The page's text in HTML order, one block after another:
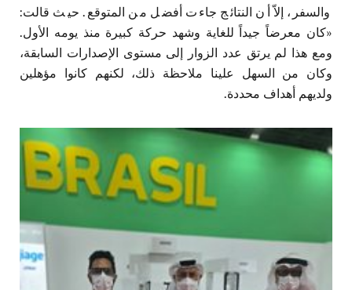
والسفر، إلاّ أن النتائج جاءت أفضل من المتوقع. حيث قالت:
«كان معرضاً جيداً للغاية وشهد حركة كبيرة منذ يومه الأول.
ومع هذا لم يرتق عدد الزوار إلى مستوى الإصدارات السابقة،
وكان من السهل علينا ملاحظة ذلك، لكنهم كانوا مؤهلين
ولديهم أهداف محددة.